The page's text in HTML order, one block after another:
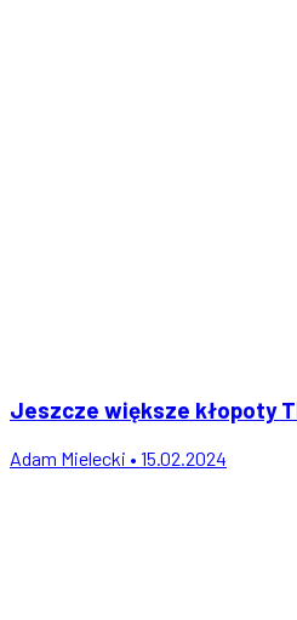
Jeszcze większe kłopoty
Adam Mielecki • 15.02.2024